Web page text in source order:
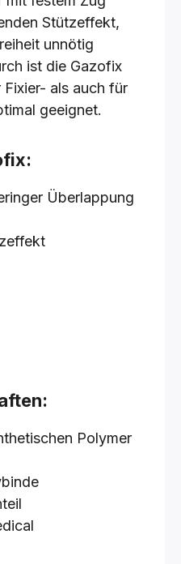
Stützeffekt,
unnötig
ist die Gazofix
als auch für
geeignet.
Überlappung
Polymer